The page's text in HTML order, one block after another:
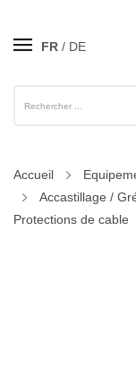
FR DE
Accueil
Accastillage /
Protections de cable